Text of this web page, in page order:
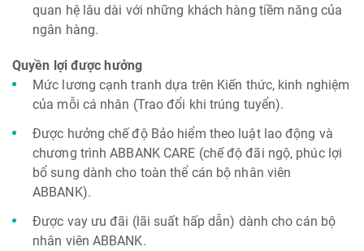
quan hệ lâu dài với những khách hàng tiềm năng của
ngân hàng.
Quyền lợi được hưởng
Mức lương cạnh tranh dựa trên Kiến thức, kinh nghiệm
của mỗi cá nhân (Trao đổi khi trúng tuyển).
Được hưởng chế độ Bảo hiểm theo luật lao động và
chương trình ABBANK CARE (chế độ đãi ngộ, phúc lợi
bổ sung dành cho toàn thể cán bộ nhân viên
ABBANK).
Được vay ưu đãi (lãi suất hấp dẫn) dành cho cán bộ
nhân viên ABBANK.